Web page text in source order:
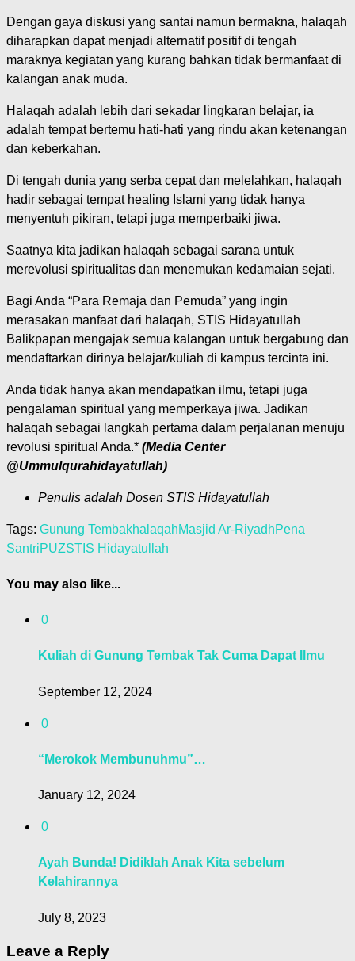
Dengan gaya diskusi yang santai namun bermakna, halaqah
diharapkan dapat menjadi alternatif positif di tengah
maraknya kegiatan yang kurang bahkan tidak bermanfaat di
kalangan anak muda.
Halaqah adalah lebih dari sekadar lingkaran belajar, ia
adalah tempat bertemu hati-hati yang rindu akan ketenangan
dan keberkahan.
Di tengah dunia yang serba cepat dan melelahkan, halaqah
hadir sebagai tempat healing Islami yang tidak hanya
menyentuh pikiran, tetapi juga memperbaiki jiwa.
Saatnya kita jadikan halaqah sebagai sarana untuk
merevolusi spiritualitas dan menemukan kedamaian sejati.
Bagi Anda “Para Remaja dan Pemuda” yang ingin
merasakan manfaat dari halaqah, STIS Hidayatullah
Balikpapan mengajak semua kalangan untuk bergabung dan
mendaftarkan dirinya belajar/kuliah di kampus tercinta ini.
Anda tidak hanya akan mendapatkan ilmu, tetapi juga
pengalaman spiritual yang memperkaya jiwa. Jadikan
halaqah sebagai langkah pertama dalam perjalanan menuju
revolusi spiritual Anda.* (Media Center
@Ummulqurahidayatullah)
Penulis adalah Dosen STIS Hidayatullah
Tags: Gunung TembakhalaqahMasjid Ar-RiyadhPena
SantriPUZSTIS Hidayatullah
You may also like...
0
Kuliah di Gunung Tembak Tak Cuma Dapat Ilmu
September 12, 2024
0
“Merokok Membunuhmu”…
January 12, 2024
0
Ayah Bunda! Didiklah Anak Kita sebelum
Kelahirannya
July 8, 2023
Leave a Reply